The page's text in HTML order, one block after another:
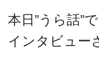
本日”うら話”で
インタビュー